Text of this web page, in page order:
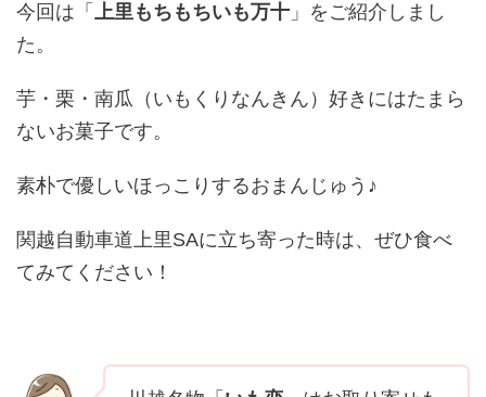
今回は「 上里もちもちいも万十 」をご紹介しまし
た。
芋・栗・南瓜（いもくりなんきん）好きにはたまら
ないお菓子です。
素朴で優しいほっこりするおまんじゅう♪
関越自動車道上里SAに立ち寄った時は、ぜひ食べ
てみてください！